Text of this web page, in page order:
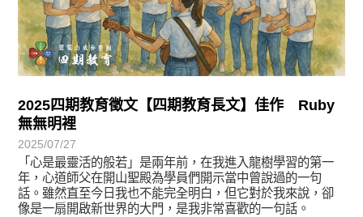
2025四期教育徵文【四期教育長文】佳作 Ruby
無無明裡
2025/07/27
「心是最靈活的般若」是兩年前，在我進入龍樹學習的第一
年，心道師父在開山聖殿為學員們開示當中曾說過的一句
話。雖然直至今日我也不能完全明白，但它對於我來說，卻
像是一扇開啟新世界的大門，是我非常喜歡的一句話。